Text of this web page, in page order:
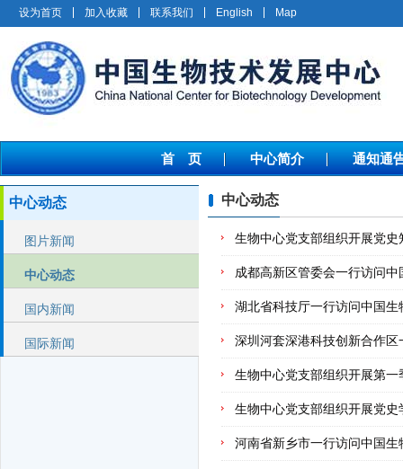
设为首页 加入收藏 联系我们 English Map
首 页 中心简介 通知通
中心动态
图片新闻
中心动态
国内新闻
国际新闻
中心动态
生物中心党支部组织开展党史
成都高新区管委会一行访问
湖北省科技厅一行访问中国生
深圳河套深港科技创新合作
生物中心党支部组织开展第
生物中心党支部组织开展党
河南省新乡市一行访问中国生